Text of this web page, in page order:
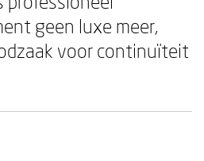
geen luxe meer,
voor continuïteit